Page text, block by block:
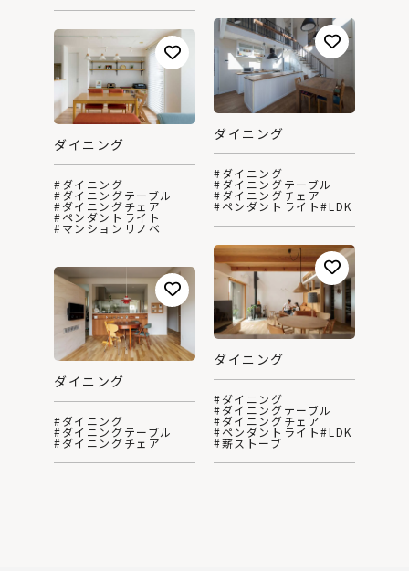
ダイニング
#ダイニング
#ダイニングテーブル
#ダイニングチェア
#ペンダントライト#LDK
ダイニング
#ダイニング
#ダイニングテーブル
#ダイニングチェア
#ペンダントライト
#マンションリノベ
ダイニング
#ダイニング
#ダイニングテーブル
#ダイニングチェア
#ペンダントライト#LDK
#薪ストーブ
ダイニング
#ダイニング
#ダイニングテーブル
#ダイニングチェア